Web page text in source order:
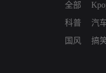
全部
科普
国风
汽
搞